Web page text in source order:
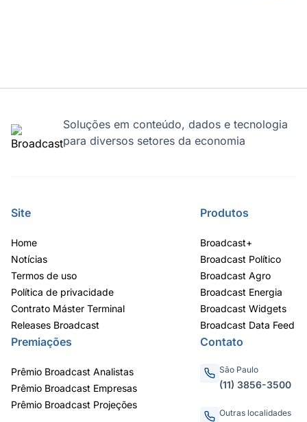
Soluções em conteúdo, dados e tecnologia
para diversos setores da economia
Site
Home
Notícias
Termos de uso
Política de privacidade
Contrato Máster Terminal
Releases Broadcast
Produtos
Broadcast+
Broadcast Político
Broadcast Agro
Broadcast Energia
Broadcast Widgets
Broadcast Data Feed
Premiações
Prêmio Broadcast Analistas
Prêmio Broadcast Empresas
Prêmio Broadcast Projeções
Contato
São Paulo
(11) 3856-3500
Outras localidades